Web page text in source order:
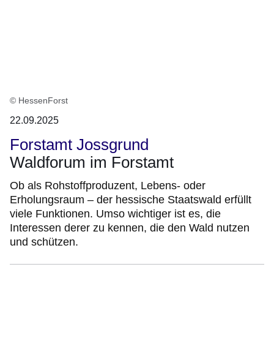
© HessenForst
22.09.2025
Forstamt Jossgrund
Waldforum im Forstamt
Ob als Rohstoffproduzent, Lebens- oder
Erholungsraum – der hessische Staatswald erfüllt
viele Funktionen. Umso wichtiger ist es, die
Interessen derer zu kennen, die den Wald nutzen
und schützen.